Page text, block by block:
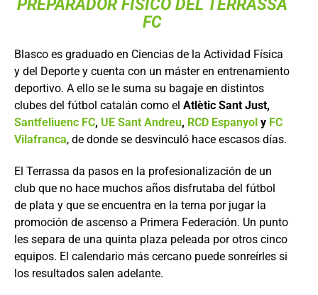
PREPARADOR FÍSICO DEL TERRASSA
FC
Blasco es graduado en Ciencias de la Actividad Física
y del Deporte y cuenta con un máster en entrenamiento
deportivo. A ello se le suma su bagaje en distintos
clubes del fútbol catalán como el Atlètic Sant Just,
Santfeliuenc FC, UE Sant Andreu, RCD Espanyol y FC
Vilafranca, de donde se desvinculó hace escasos días.
El Terrassa da pasos en la profesionalización de un
club que no hace muchos años disfrutaba del fútbol
de plata y que se encuentra en la terna por jugar la
promoción de ascenso a Primera Federación. Un punto
les separa de una quinta plaza peleada por otros cinco
equipos. El calendario más cercano puede sonreírles si
los resultados salen adelante.